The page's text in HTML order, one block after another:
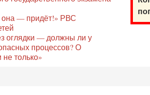
она — придёт!» РВС
оглядки — должны ли у
процессов? О
только»